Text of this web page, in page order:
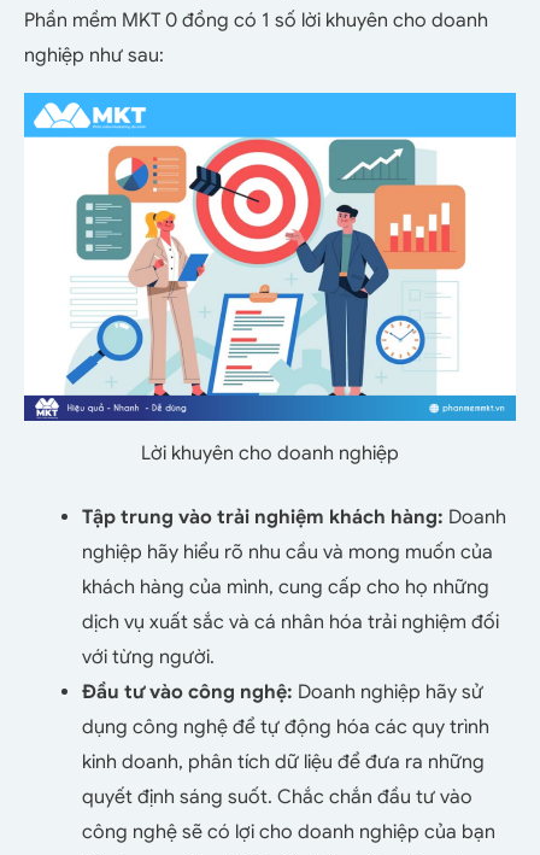
Phần mềm MKT 0 đồng có 1 số lời khuyên cho doanh
nghiệp như sau:
Lời khuyên cho doanh nghiệp
Tập trung vào trải nghiệm khách hàng: Doanh
nghiệp hãy hiểu rõ nhu cầu và mong muốn của
khách hàng của mình, cung cấp cho họ những
dịch vụ xuất sắc và cá nhân hóa trải nghiệm đối
với từng người.
Đầu tư vào công nghệ: Doanh nghiệp hãy sử
dụng công nghệ để tự động hóa các quy trình
kinh doanh, phân tích dữ liệu để đưa ra những
quyết định sáng suốt. Chắc chắn đầu tư vào
công nghệ sẽ có lợi cho doanh nghiệp của bạn